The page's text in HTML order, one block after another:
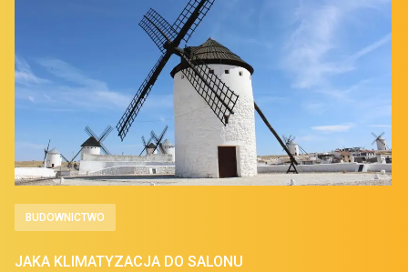
BUDOWNICTWO
JAKA KLIMATYZACJA DO SALONU